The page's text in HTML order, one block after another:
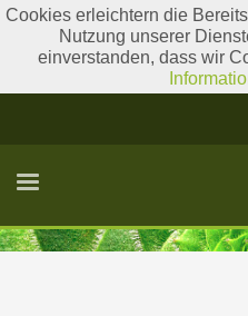
Cookies erleichtern die
Nutzung unserer
einverstanden, dass wir